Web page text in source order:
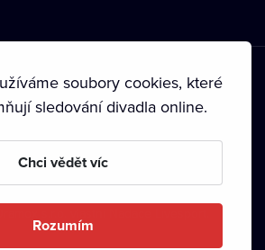
• Ochrana soukromí • Zásady používání
• Autorská práva•
soubory cookies, které
sledování divadla online.
Chci vědět víc
Rozumím